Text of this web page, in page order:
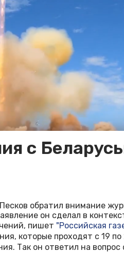
с
обратил внимание
он сделал в
пишет "Российская
которые проходят с 19 по
Так он ответил на вопрос